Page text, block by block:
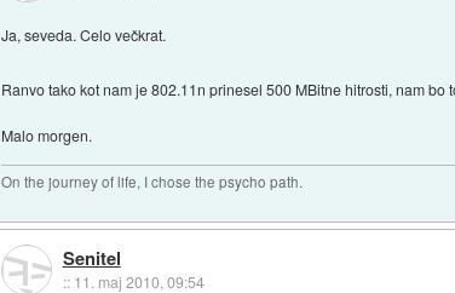
Ja, seveda. Celo večkrat.
Ranvo tako kot nam je 802.11n prinesel 500 MBitne hitrosti, nam bo
Malo morgen.
On the journey of life, I chose the psycho path.
Senitel
:: 11. maj 2010, 09:54